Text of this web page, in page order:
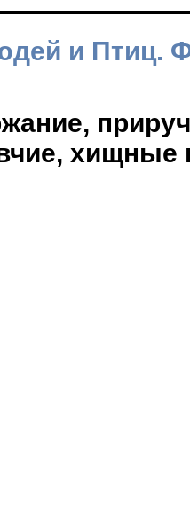
и Птиц.
хищные